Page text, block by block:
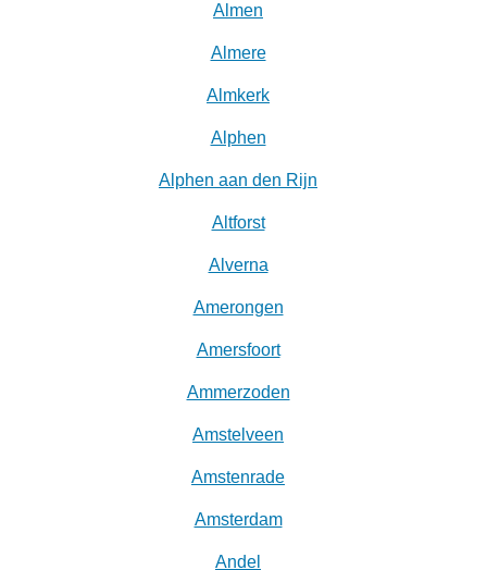
Almen
Almere
Almkerk
Alphen
Alphen aan den Rijn
Altforst
Alverna
Amerongen
Amersfoort
Ammerzoden
Amstelveen
Amstenrade
Amsterdam
Andel